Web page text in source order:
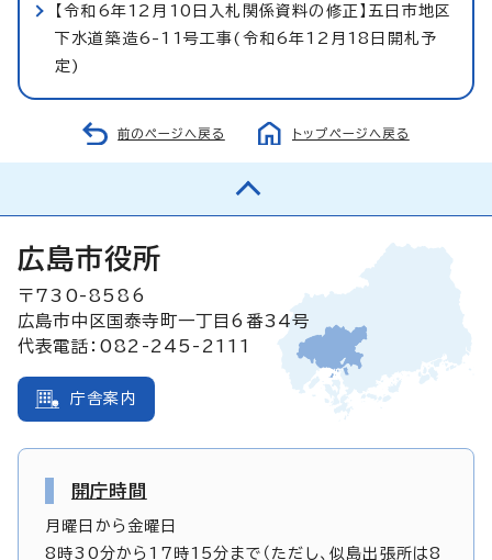
【令和6年12月10日入札関係資料の修正】五日市地区
下水道築造6-11号工事(令和6年12月18日開札予
定)
前のページへ戻る トップページへ戻る
広島市役所
〒730-8586
広島市中区国泰寺町一丁目6番34号
代表電話：082-245-2111
庁舎案内
開庁時間
月曜日から金曜日
8時30分から17時15分まで（ただし、似島出張所は8